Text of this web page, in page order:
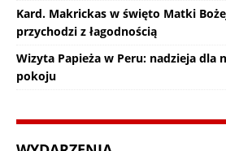
Kard. Makrickas w święto Matki
przychodzi z łagodnością
Wizyta Papieża w Peru: nadzieja dla
pokoju